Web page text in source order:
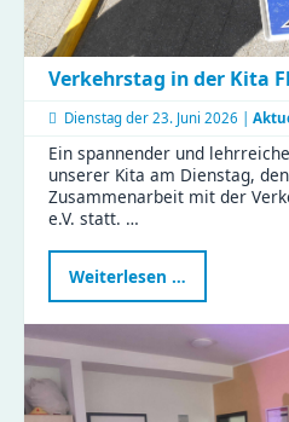
Verkehrstag in der Kita
Dienstag der 23. Juni 2026 |
Ein spannender und
unserer Kita am Dienstag,
Zusammenarbeit mit der
e.V. statt. …
Weiterlesen …
in
der
Kita
Flohzirkus